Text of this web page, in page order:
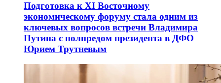
Подготовка к XI Восточному
экономическому форуму стала одним из
ключевых вопросов встречи Владимира
Путина с полпредом президента в ДФО
Юрием Трутневым